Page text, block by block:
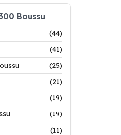
Boussu
(44)
(41)
(25)
(21)
(19)
(19)
(11)